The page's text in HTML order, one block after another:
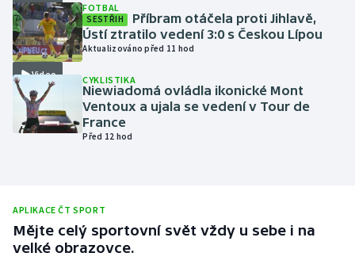
Motorsport
Olympijské hry
Parasport
Plavání
Ragby
Rychlobruslení
Video
FOTBAL
SESTŘIH
Příbram otáčela proti Jihlavě,
Ústí ztratilo vedení 3:0 s Českou Lípou
Aktualizováno před 11 hod
CYKLISTIKA
Niewiadomá ovládla ikonické Mont
Ventoux a ujala se vedení v Tour de
France
Před 12 hod
APLIKACE ČT SPORT
Mějte celý sportovní svět vždy u sebe i na
velké obrazovce.